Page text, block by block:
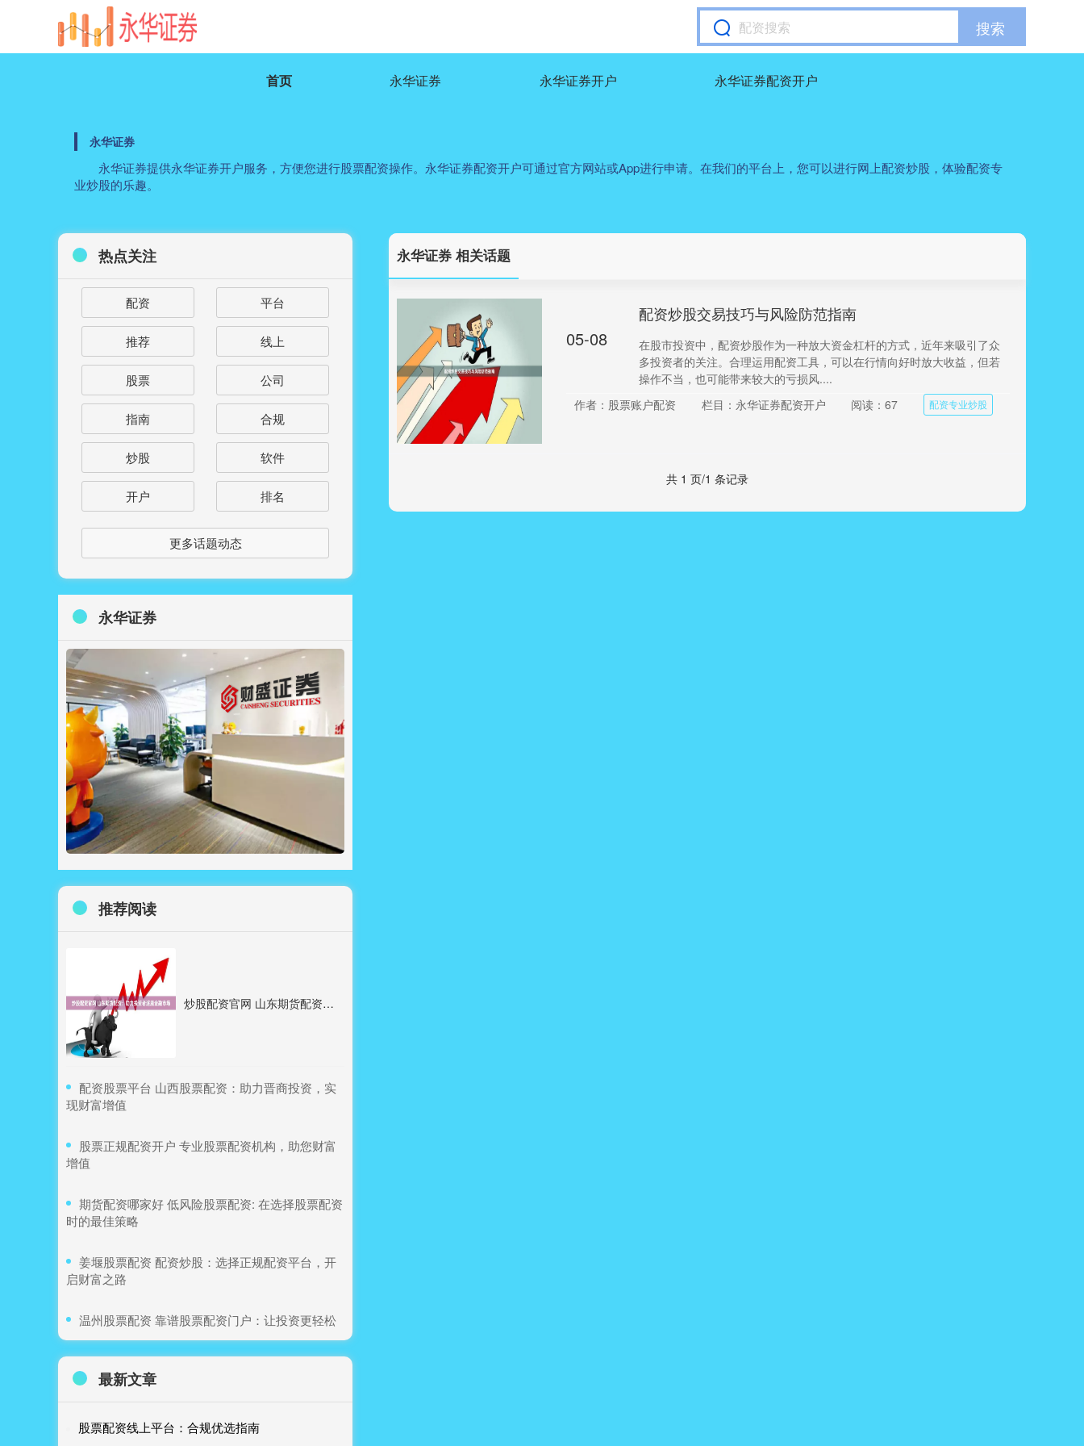
搜索
首页 永华证券 永华证券开户 永华证券配资开户
永华证券
永华证券提供永华证券开户服务，方便您进行股票配资操作。永华证券配资开户可通过官方网站或App进行申请。在我们的平台上，您可以进行网上配资炒股，体验配资专
业炒股的乐趣。
永华证券 相关话题
05-08
配资炒股交易技巧与风险防范指南
在股市投资中，配资炒股作为一种放大资金杠杆的方式，近年来吸引了众
多投资者的关注。合理运用配资工具，可以在行情向好时放大收益，但若
操作不当，也可能带来较大的亏损风....
作者：股票账户配资
栏目：永华证券配资开户 阅读：67 配资专业炒股
共 1 页/1 条记录
热点关注
配资 平台
推荐 线上
股票 公司
指南 合规
炒股 软件
开户 排名
更多话题动态
永华证券
推荐阅读
炒股配资官网 山东期货配资：助力投资者逐鹿金融市场
​配资股票平台 山西股票配资：助力晋商投资，实
现财富增值
​股票正规配资开户 专业股票配资机构，助您财富
增值
​期货配资哪家好 低风险股票配资: 在选择股票配资
时的最佳策略
​姜堰股票配资 配资炒股：选择正规配资平台，开
启财富之路
​温州股票配资 靠谱股票配资门户：让投资更轻松
最新文章
股票配资线上平台：合规优选指南